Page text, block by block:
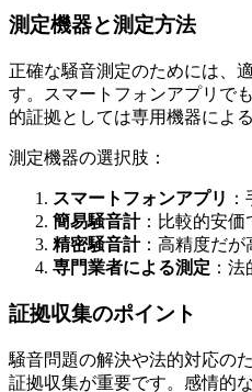
測定機器と測定方法
正確な騒音測定のためには、
す。スマートフォンアプリで
的証拠としては専用機器によ
測定機器の選択肢：
スマートフォンアプリ
簡易騒音計：比較的安価
精密騒音計：高精度だが
専門業者による測定 ：
証拠収集のポイント
騒音問題の解決や法的対応の
証拠収集が重要です。感情的